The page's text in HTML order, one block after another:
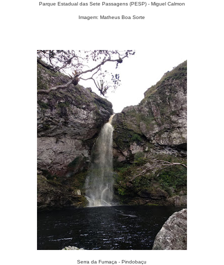
Parque Estadual das Sete Passagens (PESP) - Miguel Calmon
Imagem: Matheus Boa Sorte
Serra da Fumaça - Pindobaçu